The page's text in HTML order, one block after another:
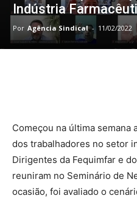
Indústria
Por Agência Sindical - 11/02/2022
Começou na última semana
dos trabalhadores no setor
Dirigentes da Fequimfar e
reuniram no Seminário de
ocasião, foi avaliado o